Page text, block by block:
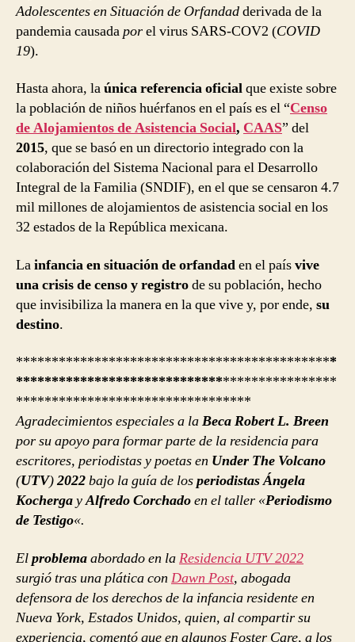
Adolescentes en Situación de Orfandadderivada de la
pandemia causadaporel virus SARS-COV2 (COVID
19).
Hasta ahora, laúnica referencia oficialque existe sobre
la población de niños huérfanos en el país es el “Censo
de Alojamientos de Asistencia Social, CAAS” del
2015, que se basó en un directorio integrado con la
colaboración del Sistema Nacional para el Desarrollo
Integral de la Familia (SNDIF), en el que se censaron 4.7
mil millones de alojamientos de asistencia social en los
32 estados de la República mexicana.
Lainfancia en situación de orfandaden el paísvive
una crisis de censo y registrode su población, hecho
que invisibiliza la manera en la que vive y, por ende, su
destino.
*********************************************
*********************************************
*********************************
Agradecimientos especialesa laBeca Robert L. Breen
por su apoyo para formar parte de la residencia para
escritores, periodistas y poetas en Under The Volcano
(UTV)2022bajo la guía de losperiodistas Ángela
KochergayAlfredo Corchadoen el taller «Periodismo
de Testigo«.
Elproblemaabordado en laResidencia UTV 2022
surgió tras una plática con Dawn Post, abogada
defensora de los derechos de la infancia residente en
Nueva York, Estados Unidos, quien, al compartir su
experiencia, comentó que en algunos Foster Care, a los